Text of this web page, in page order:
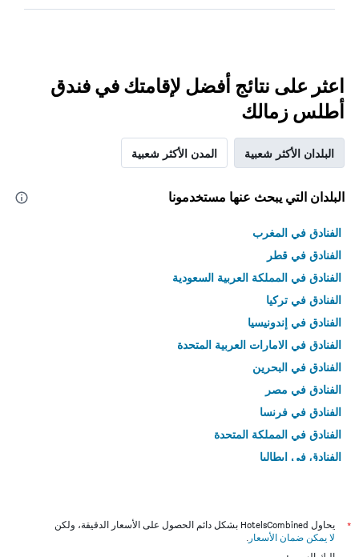
اعثر على نتائج أفضل لإقامتك في فندق
أطلس زمالك
البلدان الأكثر شعبية المدن الأكثر شعبية
البلدان التي يبحث عنها مستخدمونا
الفنادق في المغرب
الفنادق في قطر
الفنادق في المملكة العربية السعودية
الفنادق في تركيا
الفنادق في إندونيسيا
الفنادق في الامارات العربية المتحدة
الفنادق في البحرين
الفنادق في مصر
الفنادق في فرنسا
الفنادق في المملكة المتحدة
الفنادق في إيطاليا
*
يحاول HotelsCombined بشكل دائم الحصول على الأسعار الدقيقة، ولكن
لا يمكن ضمان الأسعار .